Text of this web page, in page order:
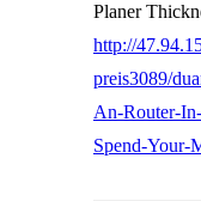
Planer
http://
preis3089/
An-Router-
Spend-Your-